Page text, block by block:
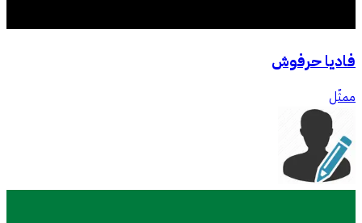
فاديا حرفوش
ممثّل